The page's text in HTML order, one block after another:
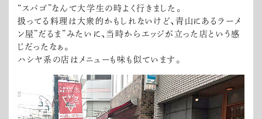
“スパゴ”なんて大学生の時よく行きました。
扱ってる料理は大衆的かもしれないけど、青山にあるラーメ
ン屋”だるま”みたいに、当時からエッジが立った店という感
じだったなぁ。
ハシヤ系の店はメニューも味も似ています。